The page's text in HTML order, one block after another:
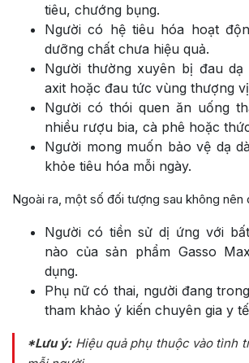
tiêu, chướng bụng.
Người có hệ tiêu hóa hoạt
dưỡng chất chưa hiệu quả.
Người thường xuyên bị đau dạ
axit hoặc đau tức vùng thượng
Người có thói quen ăn uống
nhiều rượu bia, cà phê hoặc
Người mong muốn bảo vệ dạ
khỏe tiêu hóa mỗi ngày.
Ngoài ra, một số đối tượng sau không nên
Người có tiền sử dị ứng với
nào của sản phẩm Gasso
dụng.
Phụ nữ có thai, người đang
tham khảo ý kiến chuyên gia y
*Lưu ý: Hiệu quả phụ thuộc vào tình